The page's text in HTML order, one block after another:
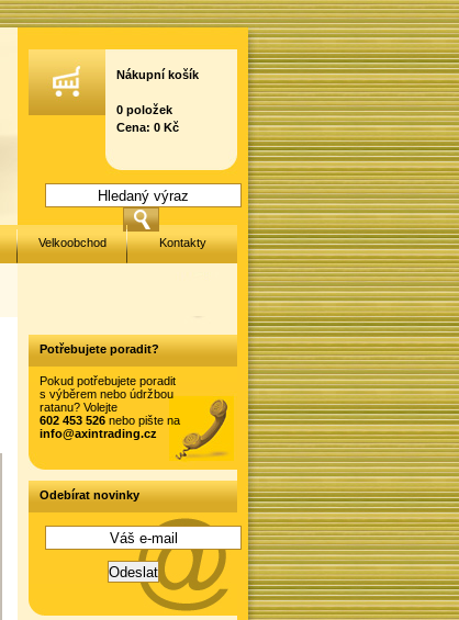
Potřebujete poradit?
Pokud potřebujete poradit
s výběrem nebo údržbou
ratanu? Volejte
602 453 526 nebo pište na
info@axintrading.cz
Odebírat novinky
Nákupní košík
0 položek
Cena: 0 Kč
Velkoobchod Kontakty